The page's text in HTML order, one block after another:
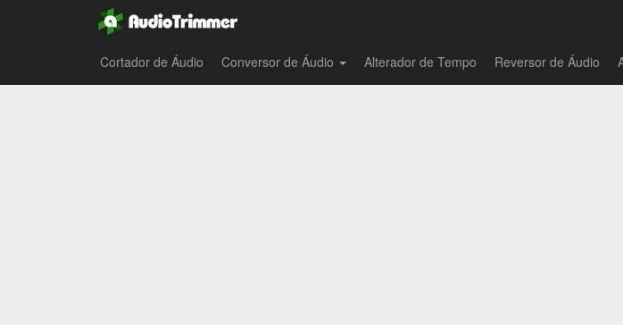
Cortador de Áudio Conversor de Áudio Alterador de Tempo Reversor de Áudio